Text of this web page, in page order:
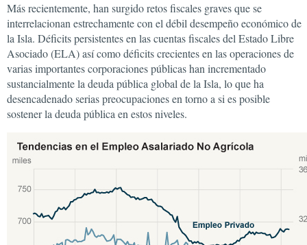
Más recientemente, han surgido retos fiscales graves que se
interrelacionan estrechamente con el débil desempeño económico de
la Isla. Déficits persistentes en las cuentas fiscales del Estado Libre
Asociado (ELA) así como déficits crecientes en las operaciones de
varias importantes corporaciones públicas han incrementado
sustancialmente la deuda pública global de la Isla, lo que ha
desencadenado serias preocupaciones en torno a si es posible
sostener la deuda pública en estos niveles.